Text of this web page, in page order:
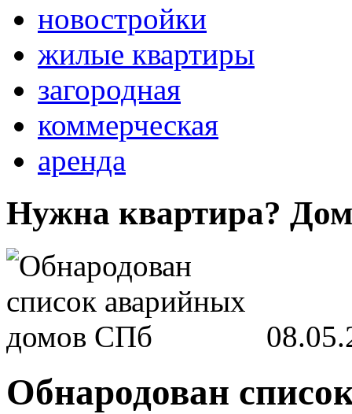
новостройки
жилые квартиры
загородная
коммерческая
аренда
Нужна квартира?
Обнародован